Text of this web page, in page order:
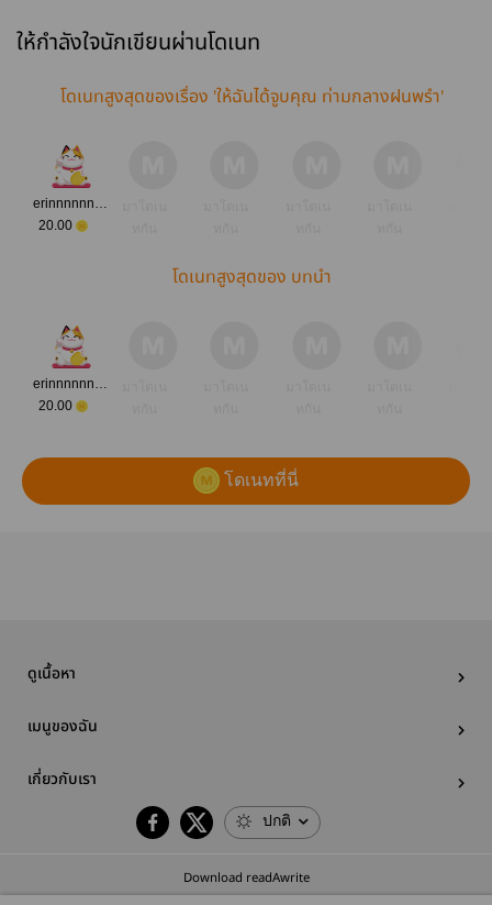
ให้กำลังใจนักเขียนผ่านโดเนท
โดเนทสูงสุดของเรื่อง 'ให้ฉันได้จูบคุณ ท่ามกลางฝนพรำ'
erinnnnnnnnnnn
20.00
โดเนทสูงสุดของ บทนำ
erinnnnnnnnnnn
20.00
โดเนทที่นี่
ดูเนื้อหา
เมนูของฉัน
เกี่ยวกับเรา
ปกติ
Download readAwrite